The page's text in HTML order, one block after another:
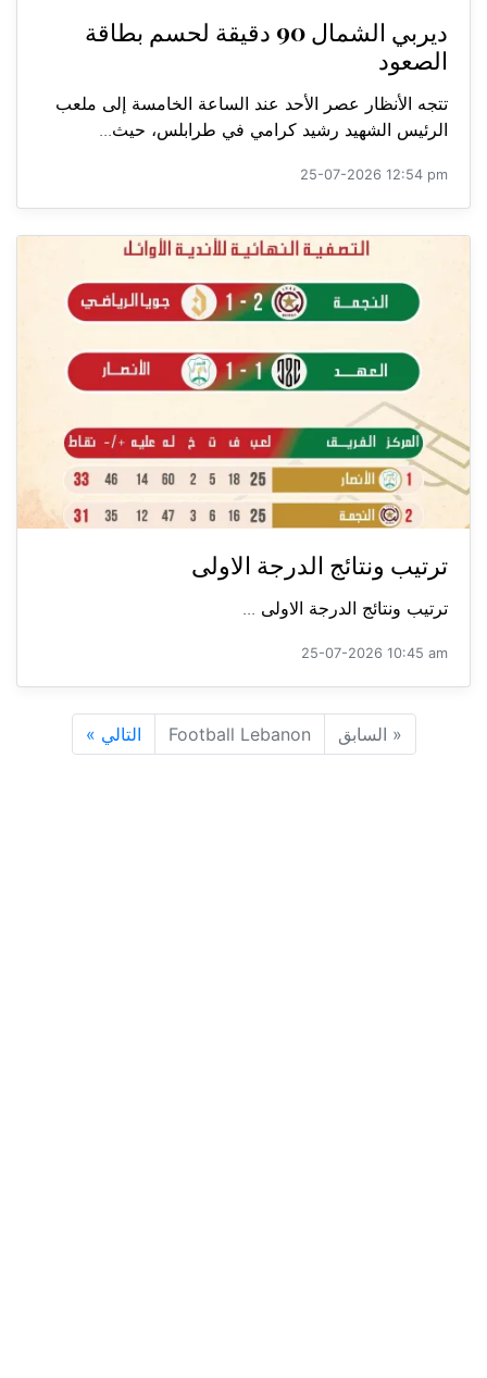
ديربي الشمال 90 دقيقة لحسم بطاقة
الصعود
تتجه الأنظار عصر الأحد عند الساعة الخامسة إلى ملعب
الرئيس الشهيد رشيد كرامي في طرابلس، حيث...
25-07-2026 12:54 pm
ترتيب ونتائج الدرجة الاولى
ترتيب ونتائج الدرجة الاولى ...
25-07-2026 10:45 am
« السابق Football Lebanon التالي »